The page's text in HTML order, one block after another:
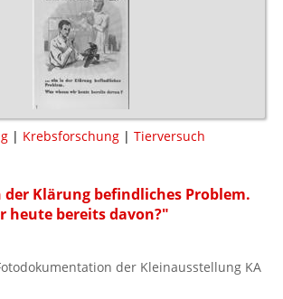
| Krebsforschung | Tierversuch
der Klärung befindliches Problem.
heute bereits davon?"
der Kleinausstellung KA